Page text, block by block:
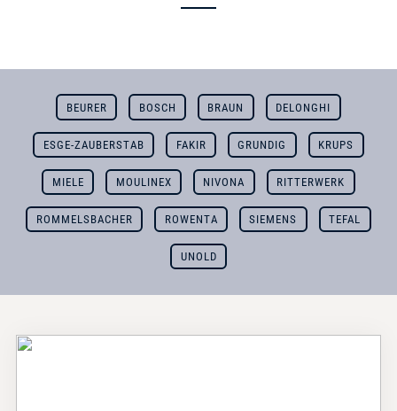
BEURER BOSCH BRAUN DELONGHI
ESGE-ZAUBERSTAB FAKIR GRUNDIG KRUPS
MIELE MOULINEX NIVONA RITTERWERK
ROMMELSBACHER ROWENTA SIEMENS TEFAL
UNOLD